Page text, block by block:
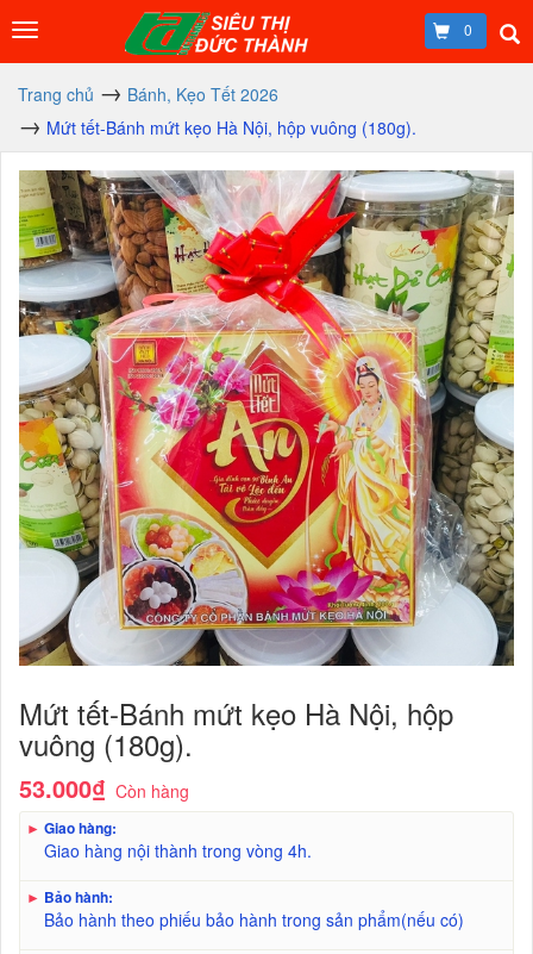
0
Trang chủ
Bánh, Kẹo Tết 2026
Mứt tết-Bánh mứt kẹo Hà Nội, hộp vuông (180g).
Mứt tết-Bánh mứt kẹo Hà Nội, hộp
vuông (180g).
53.000₫ Còn hàng
► Giao hàng:
Giao hàng nội thành trong vòng 4h.
► Bảo hành:
Bảo hành theo phiếu bảo hành trong sản phẩm(nếu có)